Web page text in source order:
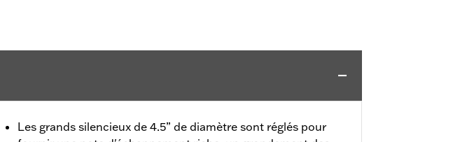
Les grands silencieux de 4.5” de diamètre sont réglés pour